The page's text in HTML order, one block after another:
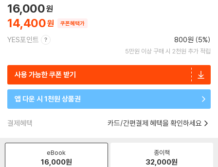
14,400
16,000
쿠폰혜택가
YES포인트 800원 (5%)
5만원 이상 구매 시 2천원 추가 적립
사용 가능한 쿠폰 받기
앱 다운 시 1천원 상품권
결제혜택 카드/간편결제 혜택을 확인하세요
eBook
16,000원
종이책
32,000원